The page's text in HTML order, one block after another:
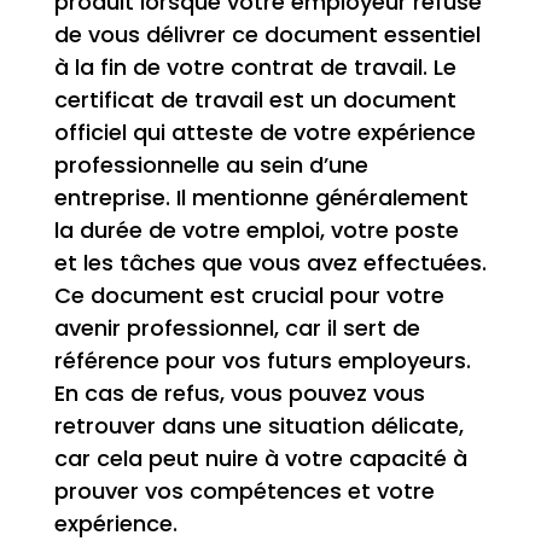
de vous délivrer ce document essentiel
à la fin de votre contrat de travail. Le
certificat de travail est un document
officiel qui atteste de votre expérience
professionnelle au sein d’une
entreprise. Il mentionne généralement
la durée de votre emploi, votre poste
et les tâches que vous avez effectuées.
Ce document est crucial pour votre
avenir professionnel, car il sert de
référence pour vos futurs employeurs.
En cas de refus, vous pouvez vous
retrouver dans une situation délicate,
car cela peut nuire à votre capacité à
prouver vos compétences et votre
expérience.